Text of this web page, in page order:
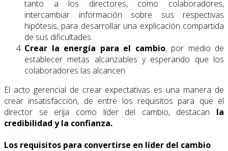
tanto a los directores, como colaboradores,
intercambiar información sobre sus respectivas
hipótesis, para desarrollar una explicación compartida
de sus dificultades.
Crear la energía para el cambio, por medio de
establecer metas alcanzables y esperando que los
colaboradores las alcancen.
El acto gerencial de crear expectativas es una manera de
crear insatisfacción, de entre los requisitos para que el
director se erija como líder del cambio, destacan la
credibilidad y la confianza.
Los requisitos para convertirse en líder del cambio